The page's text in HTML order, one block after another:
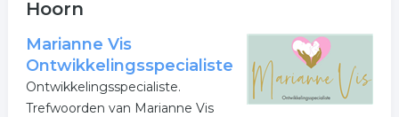
Hoorn
Marianne Vis
Ontwikkelingsspecialiste
Ontwikkelingsspecialiste.
Trefwoorden van Marianne Vis